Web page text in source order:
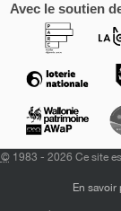
Avec le soutien
©1983 - 2026 Ce site
En savoir